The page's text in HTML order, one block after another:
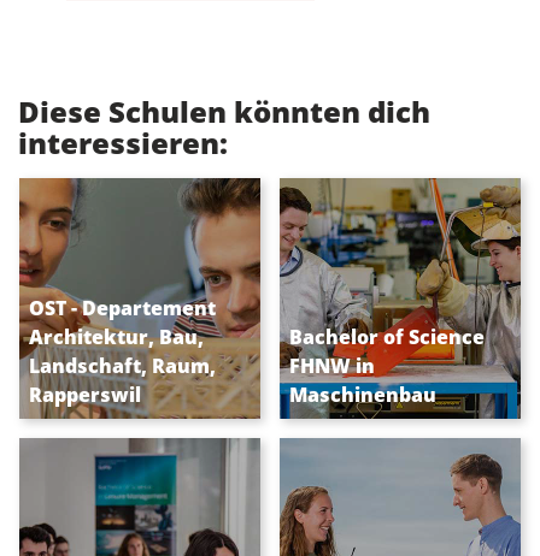
Diese Schulen könnten dich
interessieren:
OST - Departement
Architektur, Bau,
Landschaft, Raum,
Rapperswil
Für die Planung und
Gestaltung unseres
Lebensraums
Bachelor of Science
FHNW in
Maschinenbau
BSc Maschinenbau,
anmelden für den
Studienstart im Herbst